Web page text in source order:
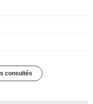
consultés